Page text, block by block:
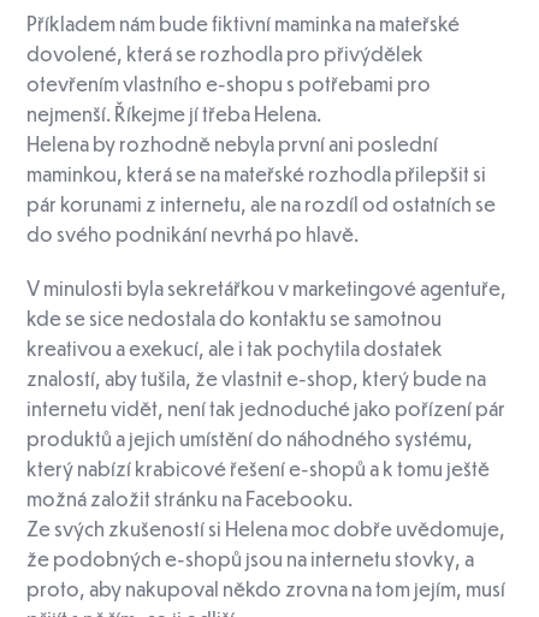
Příkladem nám bude fiktivní maminka na mateřské
dovolené, která se rozhodla pro přivýdělek
otevřením vlastního e-shopu s potřebami pro
nejmenší. Říkejme jí třeba Helena.
Helena by rozhodně nebyla první ani poslední
maminkou, která se na mateřské rozhodla přilepšit si
pár korunami z internetu, ale na rozdíl od ostatních se
do svého podnikání nevrhá po hlavě.
V minulosti byla sekretářkou v marketingové agentuře,
kde se sice nedostala do kontaktu se samotnou
kreativou a exekucí, ale i tak pochytila dostatek
znalostí, aby tušila, že vlastnit e-shop, který bude na
internetu vidět, není tak jednoduché jako pořízení pár
produktů a jejich umístění do náhodného systému,
který nabízí krabicové řešení e-shopů a k tomu ještě
možná založit stránku na Facebooku.
Ze svých zkušeností si Helena moc dobře uvědomuje,
že podobných e-shopů jsou na internetu stovky, a
proto, aby nakupoval někdo zrovna na tom jejím, musí